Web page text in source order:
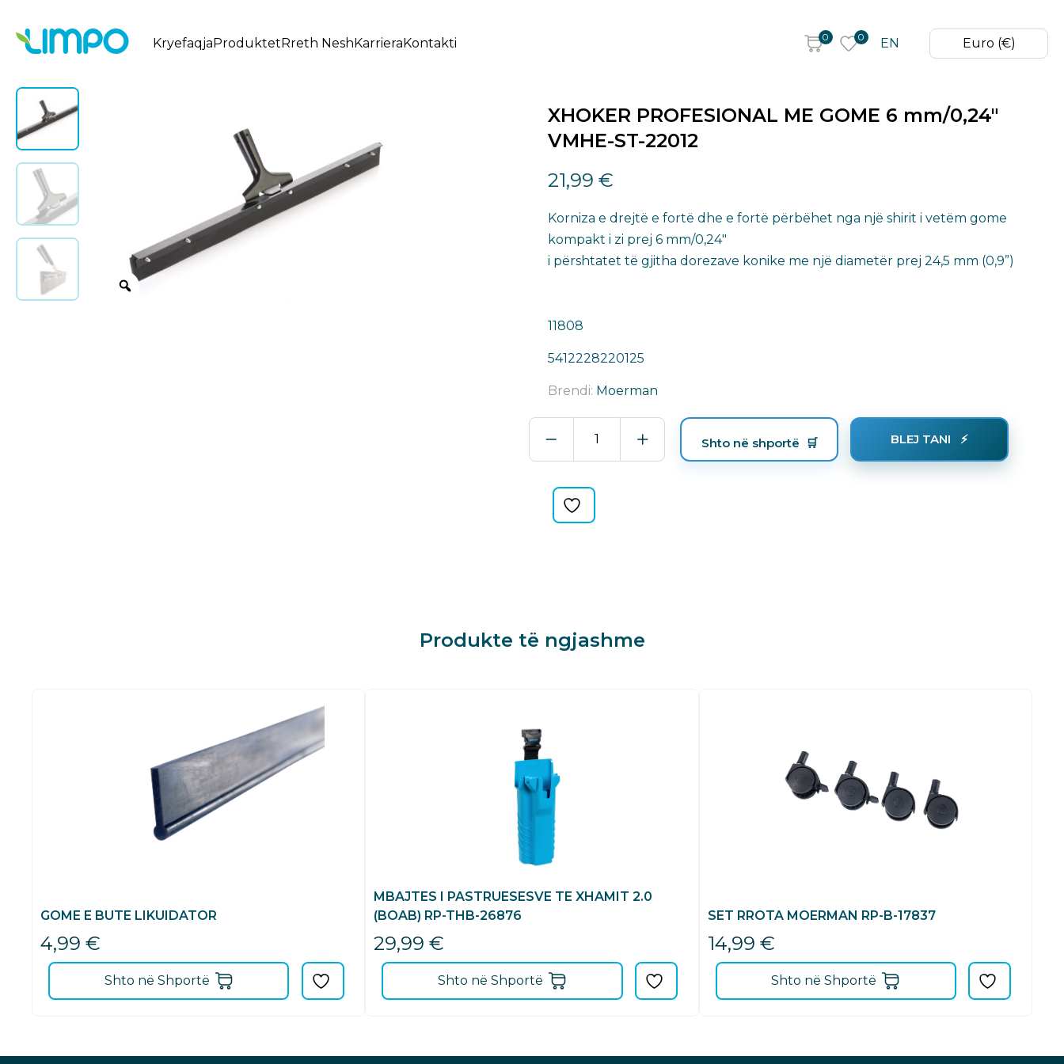
KryefaqjaProduktetRreth NeshKarrieraKontakti 0 0 EN Euro (€)
XHOKER PROFESIONAL ME GOME 6 mm/0,24″
VMHE-ST-22012
21,99 €
Korniza e drejtë e fortë dhe e fortë përbëhet nga një shirit i vetëm gome
kompakt i zi prej 6 mm/0,24″
i përshtatet të gjitha dorezave konike me një diametër prej 24,5 mm (0,9”)
11808
5412228220125
Brendi: Moerman
XHOKER
PROFESIONAL
ME
mm/0,24″
Shto në shportë BLEJ TANI
Produkte të ngjashme
GOME E BUTE LIKUIDATOR
4,99 €
Shto në Shportë
MBAJTES I PASTRUESESVE TE XHAMIT 2.0
(BOAB) RP-THB-26876
29,99€
Shto në Shportë
SET RROTA MOERMAN RP-B-17837
14,99 €
Shto në Shportë